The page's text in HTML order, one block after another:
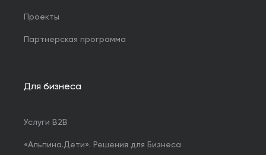
Проекты
Партнерская программа
Для бизнеса
Услуги B2B
«Альпина.Дети». Решения для Бизнеса